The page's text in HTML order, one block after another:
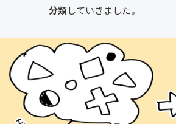
分類していきました。